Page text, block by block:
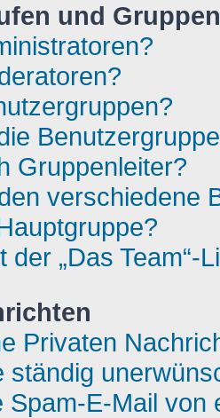
und Gruppen
Gruppenleiter?
verschiedene
der „Das Team“-
Privaten
ständig
Spam-E-Mail